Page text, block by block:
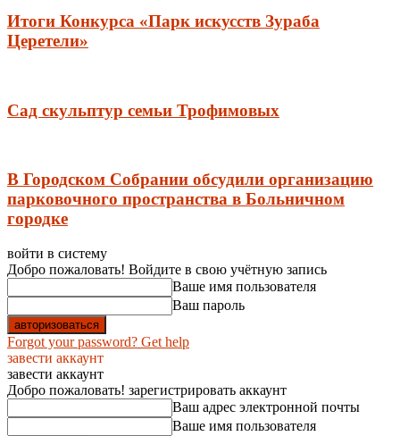
Итоги Конкурса «Парк искусств Зураба
Церетели»
Сад скульптур семьи Трофимовых
В Городском Собрании обсудили организацию
парковочного пространства в Больничном
городке
войти в систему
Добро пожаловать! Войдите в свою учётную запись
Ваше имя пользователя
Ваш пароль
Forgot your password? Get help
завести аккаунт
завести аккаунт
Добро пожаловать! зарегистрировать аккаунт
Ваш адрес электронной почты
Ваше имя пользователя